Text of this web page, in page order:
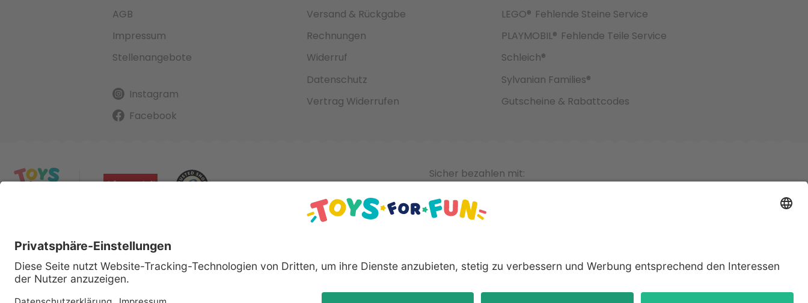
AGB
Impressum
Stellenangebote
Instagram
Facebook
Versand & Rückgabe
Rechnungen
Widerruf
Datenschutz
Vertrag Widerrufen
LEGO® Fehlende Steine Service
PLAYMOBIL® Fehlende Teile Service
Schleich®
Sylvanian Families®
Gutscheine & Rabattcodes
Sicher bezahlen mit:
Alle genannten Produkte und Logos sind eingetragene Warenzeichen der jeweiligen